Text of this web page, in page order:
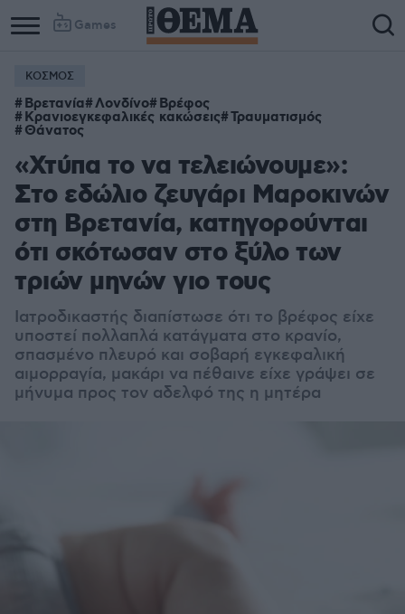
Games
ΚΟΣΜΟΣ
Βρετανία Λονδίνο Βρέφος
Κρανιοεγκεφαλικές κακώσεις Τραυματισμός
Θάνατος
«Χτύπα το να τελειώνουμε»:
Στο εδώλιο ζευγάρι Μαροκινών
στη Βρετανία, κατηγορούνται
ότι σκότωσαν στο ξύλο των
τριών μηνών γιο τους
Ιατροδικαστής διαπίστωσε ότι το βρέφος είχε
υποστεί πολλαπλά κατάγματα στο κρανίο,
σπασμένο πλευρό και σοβαρή εγκεφαλική
αιμορραγία, μακάρι να πέθαινε είχε γράψει σε
μήνυμα προς τον αδελφό της η μητέρα